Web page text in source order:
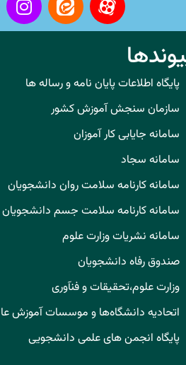
پایگاه اطلاعات پایان نامه و رساله ها
سازمان سنجش آموزش کشور
سامانه جایابی کار آموزان
سامانه سجاد
سامانه کارنامه سلامت روان دانشجویان
سامانه کارنامه سلامت جسم دانشجویان
سامانه نشریات وزارت علوم
صندوق رفاه دانشجویان
وزارت علوم،تحقیقات و فنآوری
اتحادیه دانشگاه‌ها و موسسات آموزش
پایگاه انجمن های علمی دانشجویی